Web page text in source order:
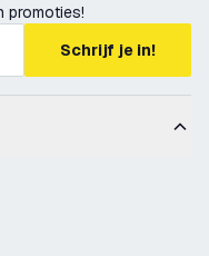
promoties!
Schrijf je in!